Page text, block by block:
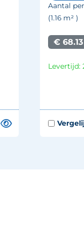
Aantal
(1.16 m² )
€
Levertijd: